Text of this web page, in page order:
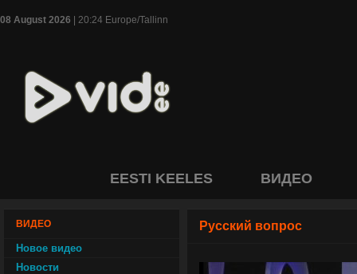
08 August 2026 | 20:24 Europe/Tallinn
EESTI KEELES ВИДЕО
ВИДЕО
Новое видео
Новости
Русский вопрос